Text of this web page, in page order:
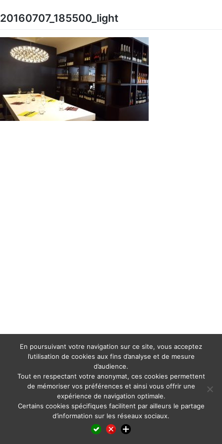
content
20160707_185500_light
LinkedIn
X WhatsAppPinterest
En poursuivant votre navigation sur ce site, vous acceptez
l’utilisation de cookies aux fins d’analyse et de mesure
d’audience.
Tout en respectant votre anonymat, ces cookies permettent
de mémoriser vos préférences et ainsi vous offrir une
expérience de navigation optimale.
Certains cookies spécifiques facilitent par ailleurs le partage
d’information sur les réseaux sociaux.